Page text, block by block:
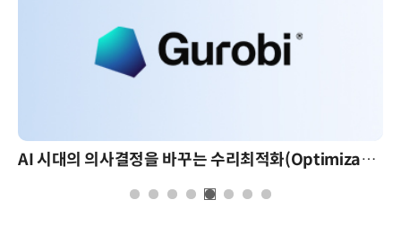
AI 시대의 의사결정을 바꾸는 수리최적화(Optimization): 실제 산업 적용 사례와 활용 전략